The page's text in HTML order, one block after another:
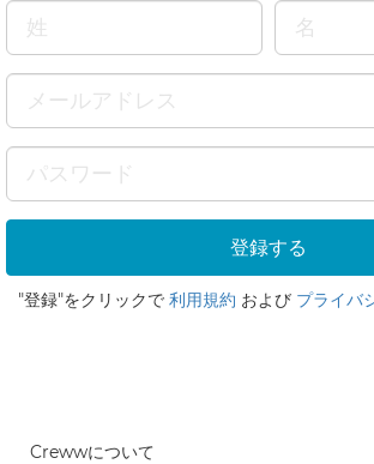
"登録"をクリックで 利用規約 および プライバ
Crewwについて